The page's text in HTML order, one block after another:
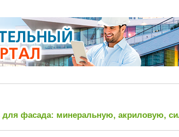
для фасада: минеральную, акриловую,